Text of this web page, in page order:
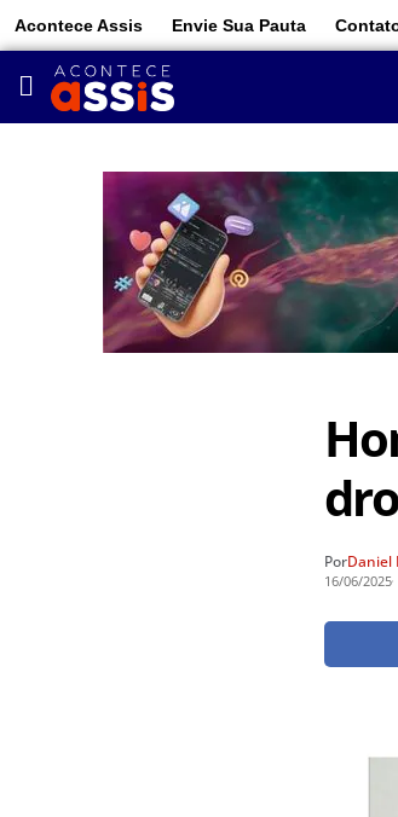
Acontece Assis Envie Sua Pauta
PorDaniel
16/06/2025